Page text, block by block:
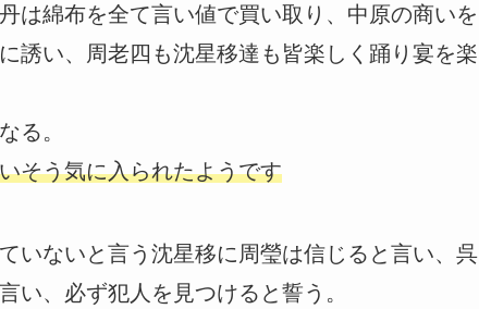
は綿布を全て言い値で買い取り、中原の商いを
誘い、周老四も沈星移達も皆楽しく踊り宴を楽
る。
そう気に入られたようです
いないと言う沈星移に周瑩は信じると言い、呉
い、必ず犯人を見つけると誓う。